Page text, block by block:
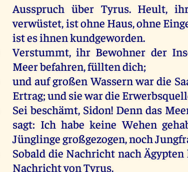
Ausspruchüber Tyrus. Heult,
verwüstet,istohne Haus,ohne
istesihnenkundgeworden.
Verstummt,ihr Bewohner der
Meerbefahren,fülltendich;
und aufgroßen Wassern wardie
Ertrag;und siewardie
Sei beschämt, Sidon! Denn das
sagt: Ich habe keine Wehen
Jünglingegroßgezogen,noch
Sobald die Nachricht nach Ägypten
NachrichtvonTyrus.